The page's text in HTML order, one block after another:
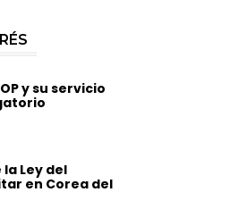
y su servicio
Ley del
en Corea del